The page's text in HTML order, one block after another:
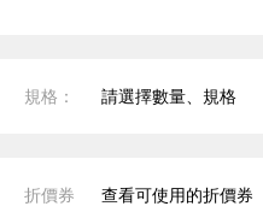
規格： 請選擇數量、規格
折價券 查看可使用的折價券